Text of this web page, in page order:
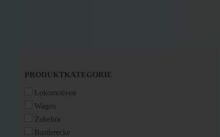
PRODUKTKATEGORIE
PRODUKTKATEGORIE
Lokomotiven
Wagen
Zubehör
Bastlerecke